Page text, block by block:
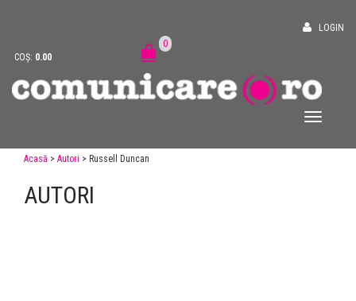
LOGIN
COȘ: 0.00
0
Acasă > Autori > Russell Duncan
AUTORI